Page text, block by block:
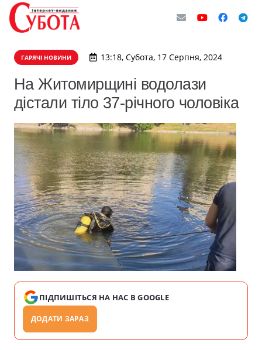
ГАРЯЧІ НОВИНИ 13:18, Субота, 17 Серпня, 2024
На Житомирщині водолази
дістали тіло 37-річного чоловіка
ПІДПИШІТЬСЯ НА НАС В GOOGLE
ДОДАТИ ЗАРАЗ